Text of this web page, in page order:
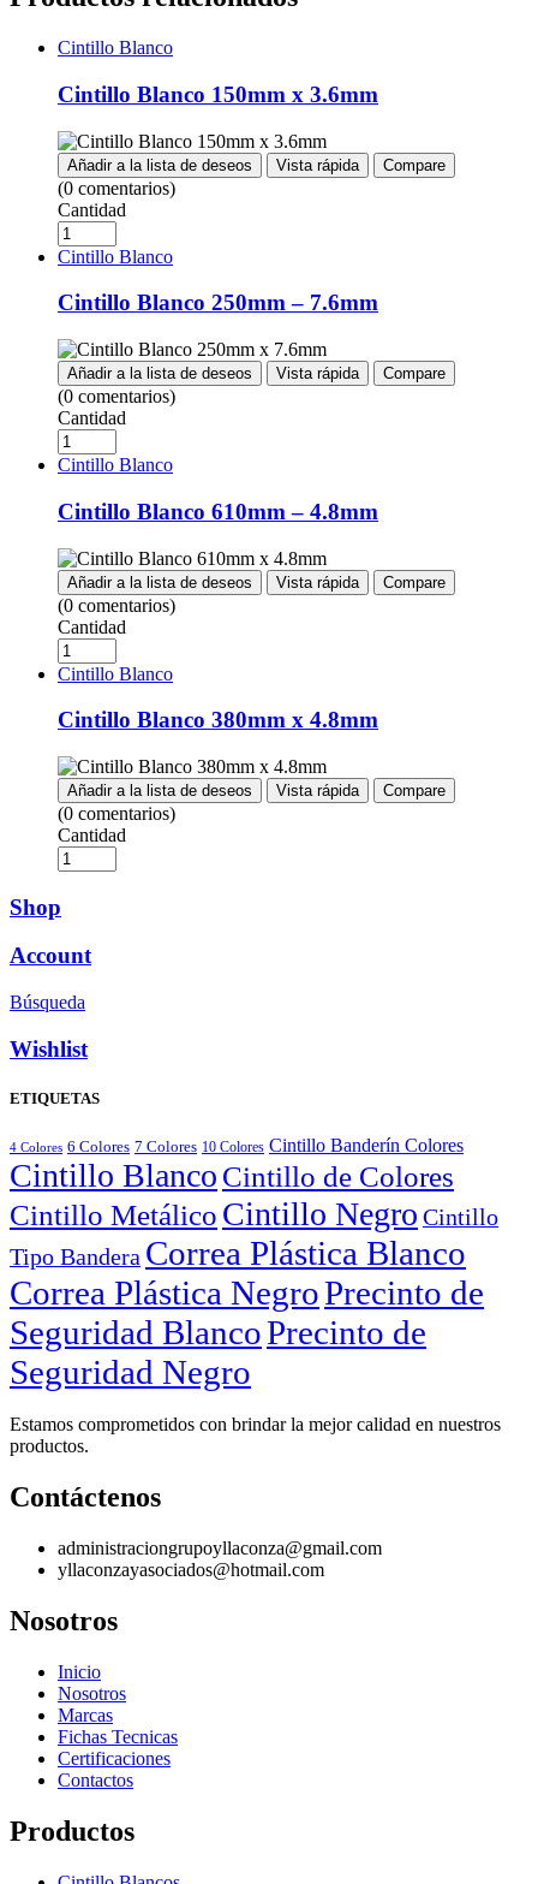
Cintillo Blanco
Cintillo Blanco 150mm x 3.6mm
Añadir a la lista de deseos Vista rápida Compare
(0 comentarios)
Cantidad
Cintillo Blanco
Cintillo Blanco 250mm – 7.6mm
Añadir a la lista de deseos Vista rápida Compare
(0 comentarios)
Cantidad
Cintillo Blanco
Cintillo Blanco 610mm – 4.8mm
Añadir a la lista de deseos Vista rápida Compare
(0 comentarios)
Cantidad
Cintillo Blanco
Cintillo Blanco 380mm x 4.8mm
Añadir a la lista de deseos Vista rápida Compare
(0 comentarios)
Cantidad
Shop
Account
Búsqueda
Wishlist
ETIQUETAS
4 Colores 6 Colores 7 Colores 10 Colores Cintillo Banderín Colores
Cintillo Blanco Cintillo de Colores
Cintillo Metálico Cintillo Negro Cintillo
Tipo Bandera Correa Plástica Blanco
Correa Plástica NegroPrecinto de
Seguridad BlancoPrecinto de
Seguridad Negro
Estamos comprometidos con brindar la mejor calidad en nuestros
productos.
Contáctenos
administraciongrupoyllaconza@gmail.com
yllaconzayasociados@hotmail.com
Nosotros
Inicio
Nosotros
Marcas
Fichas Tecnicas
Certificaciones
Contactos
Productos